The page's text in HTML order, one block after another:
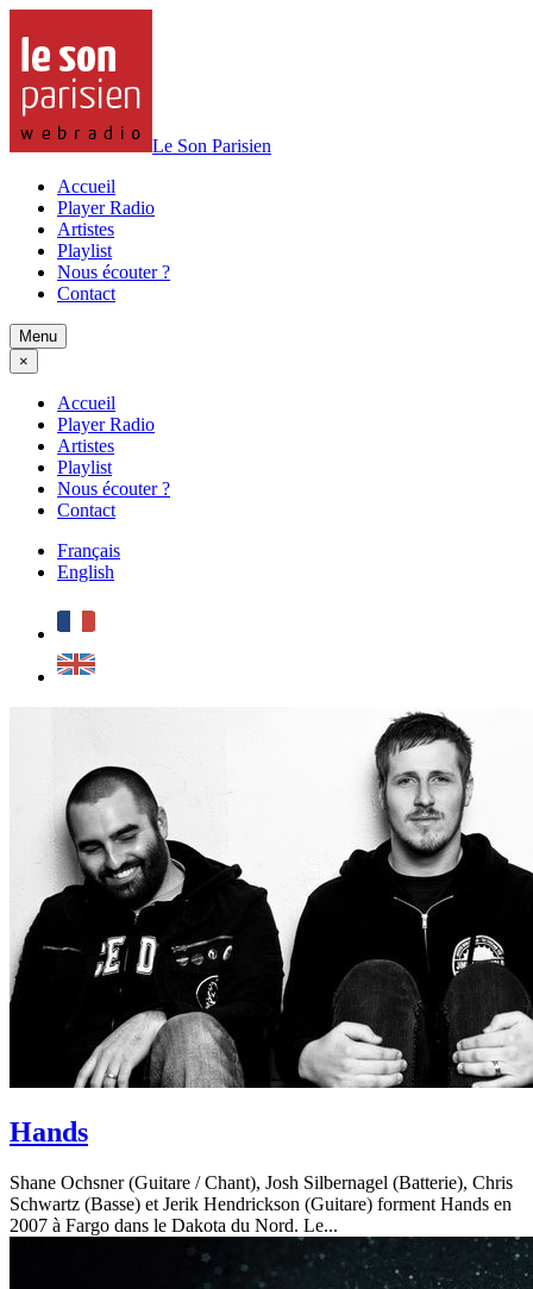
Le Son Parisien
Accueil
Player Radio
Artistes
Playlist
Nous écouter ?
Contact
Menu
×
Accueil
Player Radio
Artistes
Playlist
Nous écouter ?
Contact
Français
English
Hands
Shane Ochsner (Guitare / Chant), Josh Silbernagel (Batterie), Chris
Schwartz (Basse) et Jerik Hendrickson (Guitare) forment Hands en
2007 à Fargo dans le Dakota du Nord. Le...